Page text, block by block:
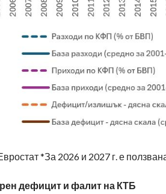
*За 2026 и 2027 г. е
дефицит и фалит на КТБ